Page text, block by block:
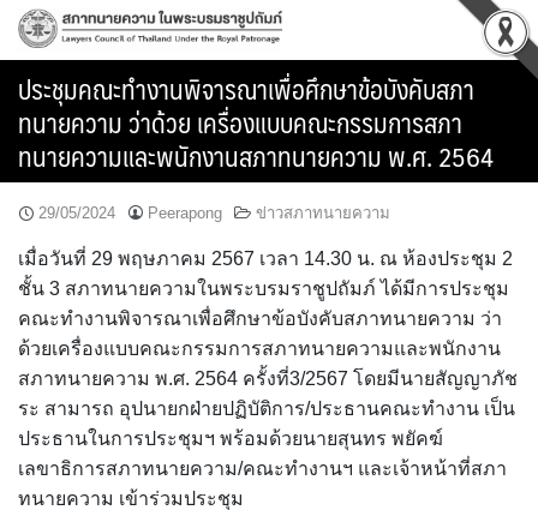
Skip
ประชุมคณะทำงานพิจารณาเพื่อศึกษาข้อบังคับสภา
ทนายความ ว่าด้วย เครื่องแบบคณะกรรมการสภา
ทนายความและพนักงานสภาทนายความ พ.ศ. 2564
29/05/2024 Peerapong ข่าวสภาทนายความ
เมื่อวันที่ 29 พฤษภาคม 2567 เวลา 14.30 น. ณ ห้องประชุม 2
ชั้น 3 สภาทนายความในพระบรมราชูปถัมภ์ ได้มีการประชุม
คณะทำงานพิจารณาเพื่อศึกษาข้อบังคับสภาทนายความ ว่า
ด้วยเครื่องแบบคณะกรรมการสภาทนายความและพนักงาน
สภาทนายความ พ.ศ. 2564 ครั้งที่3/2567 โดยมีนายสัญญาภัช
ระ สามารถ อุปนายกฝ่ายปฏิบัติการ/ประธานคณะทำงาน เป็น
ประธานในการประชุมฯ พร้อมด้วยนายสุนทร พยัคฆ์
เลขาธิการสภาทนายความ/คณะทำงานฯ และเจ้าหน้าที่สภา
ทนายความ เข้าร่วมประชุม